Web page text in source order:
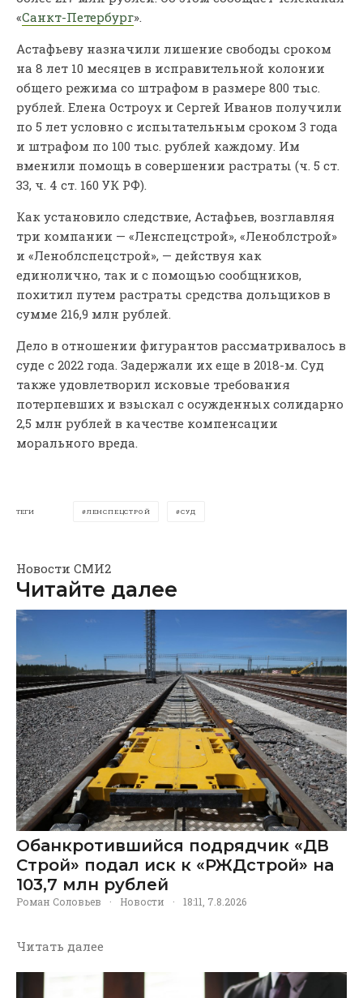
«Санкт-Петербург».
Астафьеву назначили лишение свободы сроком
на 8 лет 10 месяцев в исправительной колонии
общего режима со штрафом в размере 800 тыс.
рублей. Елена Остроух и Сергей Иванов получили
по 5 лет условно с испытательным сроком 3 года
и штрафом по 100 тыс. рублей каждому. Им
вменили помощь в совершении растраты (ч. 5 ст.
33, ч. 4 ст. 160 УК РФ).
Как установило следствие, Астафьев, возглавляя
три компании — «Ленспецстрой», «Леноблстрой»
и «Леноблспецстрой», — действуя как
единолично, так и с помощью сообщников,
похитил путем растраты средства дольщиков в
сумме 216,9 млн рублей.
Дело в отношении фигурантов рассматривалось в
суде с 2022 года. Задержали их еще в 2018-м. Суд
также удовлетворил исковые требования
потерпевших и взыскал с осужденных солидарно
2,5 млн рублей в качестве компенсации
морального вреда.
ТЕГИ ЛЕНСПЕЦСТРОЙ СУД
Новости СМИ2
Читайте далее
Обанкротившийся подрядчик «ДВ
Строй» подал иск к «РЖДстрой» на
103,7 млн рублей
Роман Соловьев · Новости · 18:11, 7.8.2026
Читать далее